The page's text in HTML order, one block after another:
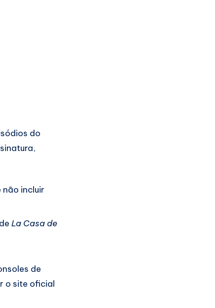
do
incluir
La Casa de
de
o site oficial